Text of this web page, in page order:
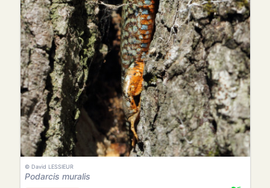
© David LESSIEUR
Podarcis muralis